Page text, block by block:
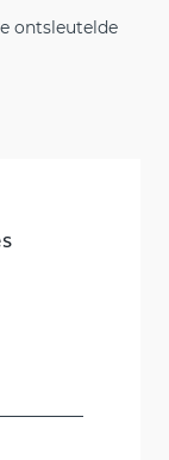
ontsleutelde